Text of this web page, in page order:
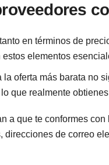
en términos de
elementos
la oferta más barata no
que realmente
a que te conformes
de correo